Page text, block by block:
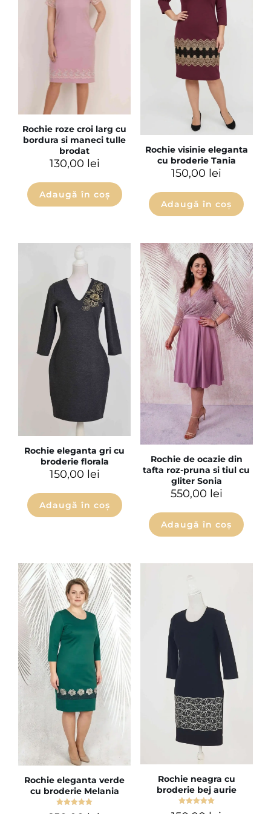
Rochie roze croi larg cu
bordura si maneci tulle
brodat
130,00 lei
Adaugă în coș
Rochie visinie eleganta
cu broderie Tania
150,00 lei
Adaugă în coș
Rochie eleganta gri cu
broderie florala
150,00 lei
Adaugă în coș
Rochie de ocazie din
tafta roz-pruna si tiul cu
gliter Sonia
550,00 lei
Adaugă în coș
Rochie eleganta verde
cu broderie Melania
Evaluat la
Rochie neagra cu
broderie bej aurie
Evaluat la